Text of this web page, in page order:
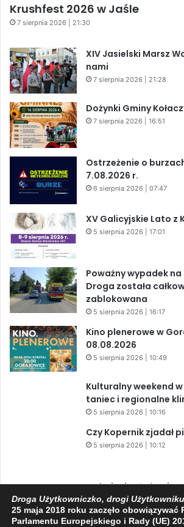
Krushfest 2026 w Jaśle
7 sierpnia 2026 | 21:30
XIV Jasielski Marsz
nami
7 sierpnia 2026 | 21:28
Dożynki Gminy
7 sierpnia 2026 | 16:51
Ostrzeżenie o
7.08.2026 r.
6 sierpnia 2026 | 07:47
XV Galicyjskie Lato z
5 sierpnia 2026 | 17:01
Poważny wypadek na
Droga została
zablokowana
5 sierpnia 2026 | 16:17
Kino plenerowe w
08.08.2026
5 sierpnia 2026 | 10:49
Kulturalny weekend
taniec i regionalne
5 sierpnia 2026 | 10:16
Czy Kopernik zjadał
5 sierpnia 2026 | 10:12
Zaćmienie Słońca i
niesamowite
w ciągu jednego dnia!
3 sierpnia 2026 | 15:39
Droga Użytkowniczko, drogi
25 maja 2018 roku zaczęło obowiązywać
Parlamentu Europejskiego i Rady (UE)